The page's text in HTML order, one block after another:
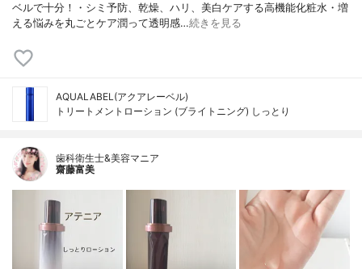
ベルで十分！・シミ予防、乾燥、ハリ、美白ケアする高機能化粧水・増
える悩みを丸ごとケア潤って透明感…続きを見る
AQUALABEL(アクアレーベル)
トリートメントローション (ブライトニング) しっとり
歯科衛生士&美容マニア
齋藤富美